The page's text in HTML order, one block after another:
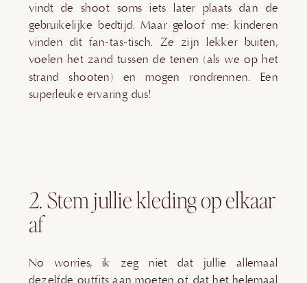
vindt de shoot soms iets later plaats dan de
gebruikelijke bedtijd. Maar geloof me: kinderen
vinden dit fan-tas-tisch. Ze zijn lekker buiten,
voelen het zand tussen de tenen (als we op het
strand shooten) en mogen rondrennen. Een
superleuke ervaring dus!
2. Stem jullie kleding op elkaar
af
No worries, ik zeg niet dat jullie allemaal